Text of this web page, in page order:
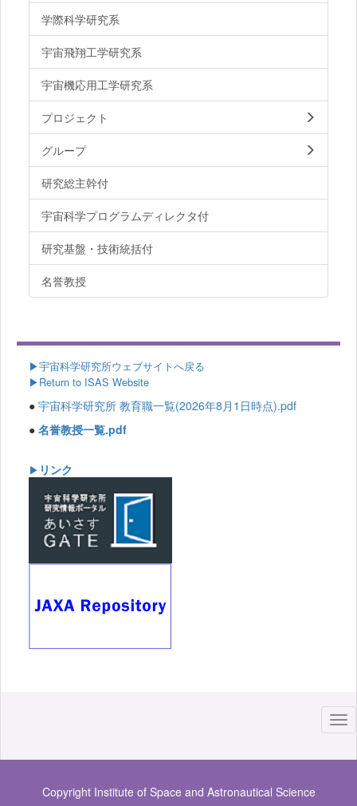
学際科学研究系
宇宙飛翔工学研究系
宇宙機応用工学研究系
プロジェクト
グループ
研究総主幹付
宇宙科学プログラムディレクタ付
研究基盤・技術統括付
名誉教授
▶宇宙科学研究所ウェブサイトへ戻る
▶Return to ISAS Website
● 宇宙科学研究所 教育職一覧(2026年8月1日時点).pdf
● 名誉教授一覧.pdf
▶ リンク
Copyright Institute of Space and Astronautical Science